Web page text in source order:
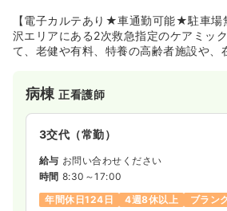
【電子カルテあり★車通勤可能★駐車場
沢エリアにある2次救急指定のケアミッ
て、老健や有料、特養の高齢者施設や、
く、整形外科は高齢者の大腿骨骨折や
で、緊急心カテにも対応しています。内
患を幅広く診ています。心臓血管病セン
専門的な治療も行っています。
病棟正看護師
3交代（常勤）
給与 お問い合わせください
時間 8:30～17:00
年間休日124日
4週8休以上 ブラン